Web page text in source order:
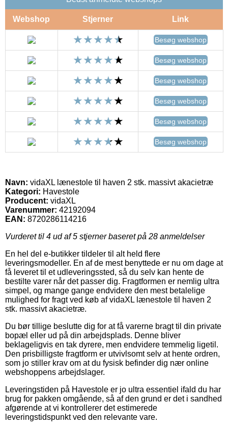
Webshop Stjerner Link
Besøg webshop
Besøg webshop
Besøg webshop
Besøg webshop
Besøg webshop
Besøg webshop
Navn: vidaXL lænestole til haven 2 stk. massivt akacietræ
Kategori: Havestole
Producent: vidaXL
Varenummer: 42192094
EAN: 8720286114216
Vurderet til 4 ud af 5 stjerner baseret på 28 anmeldelser
En hel del e-butikker tildeler til alt held flere
leveringsmodeller. En af de mest benyttede er nu om dage at
få leveret til et udleveringssted, så du selv kan hente de
bestilte varer når det passer dig. Fragtformen er nemlig ultra
simpel, og mange gange endvidere den mest betalelige
mulighed for fragt ved køb af vidaXL lænestole til haven 2
stk. massivt akacietræ.
Du bør tillige beslutte dig for at få varerne bragt til din private
bopæl eller ud på din arbejdsplads. Denne bliver
beklageligvis en tak dyrere, men endvidere temmelig ligetil.
Den prisbilligste fragtform er utvivlsomt selv at hente ordren,
som jo stiller krav om at du fysisk befinder dig nær online
webshoppens arbejdslager.
Leveringstiden på Havestole er jo ultra essentiel ifald du har
brug for pakken omgående, så af den grund er det i sandhed
afgørende at vi kontrollerer det estimerede
leveringstidspunkt ved den relevante vare.